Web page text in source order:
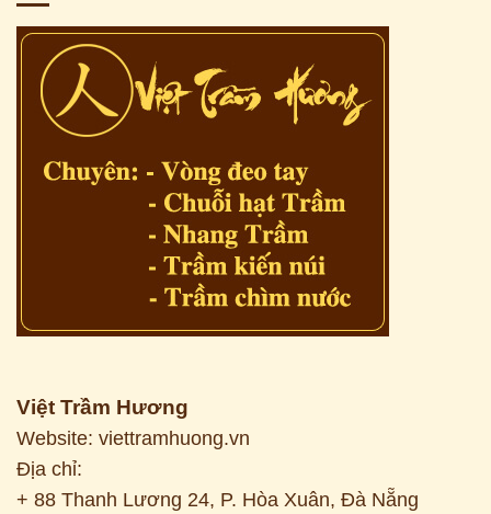
Việt Trầm Hương
Website: viettramhuong.vn
Địa chỉ:
+ 88 Thanh Lương 24, P. Hòa Xuân, Đà Nẵng